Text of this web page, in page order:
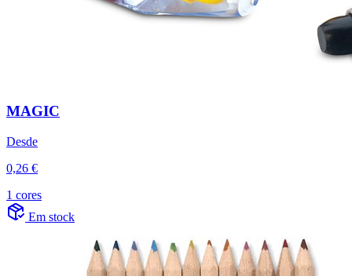
MAGIC
Desde
0,26 €
1 cores
Em stock